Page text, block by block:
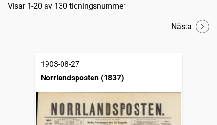
Visar 1-20 av 130 tidningsnummer
Nästa
1903-08-27
Norrlandsposten (1837)